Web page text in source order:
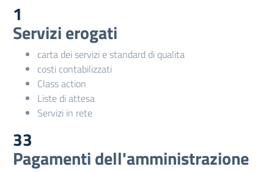
1
Servizi erogati
carta dei servizi e standard di qualita
costi contabilizzati
Class action
Liste di attesa
Servizi in rete
33
Pagamenti dell'amministrazione